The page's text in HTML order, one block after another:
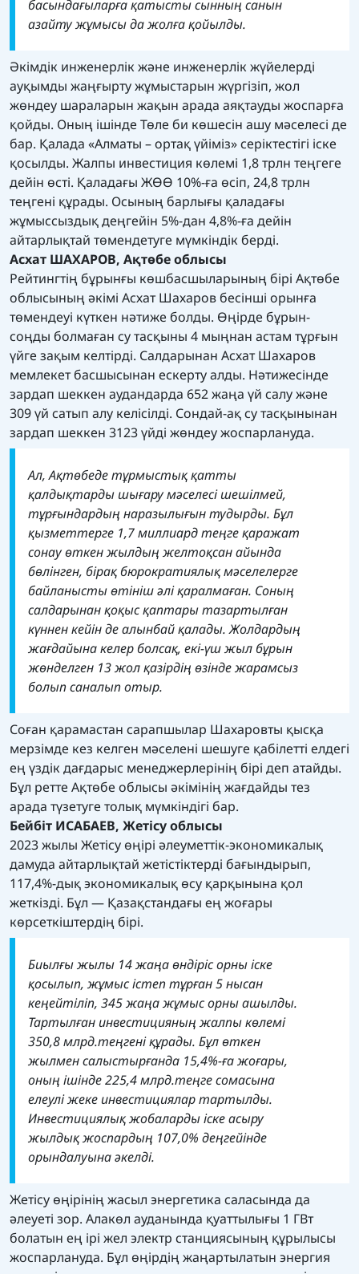
басындағыларға қатысты сынның санын
азайту жұмысы да жолға қойылды.
Әкімдік инженерлік және инженерлік жүйелерді
ауқымды жаңғырту жұмыстарын жүргізіп, жол
жөндеу шараларын жақын арада аяқтауды жоспарға
қойды. Оның ішінде Төле би көшесін ашу мәселесі де
бар. Қалада «Алматы – ортақ үйіміз» серіктестігі іске
қосылды. Жалпы инвестиция көлемі 1,8 трлн теңгеге
дейін өсті. Қаладағы ЖӨӨ 10%-ға өсіп, 24,8 трлн
теңгені құрады. Осының барлығы қаладағы
жұмыссыздық деңгейін 5%-дан 4,8%-ға дейін
айтарлықтай төмендетуге мүмкіндік берді.
Асхат ШАХАРОВ, Ақтөбе облысы
Рейтингтің бұрынғы көшбасшыларының бірі Ақтөбе
облысының әкімі Асхат Шахаров бесінші орынға
төмендеуі күткен нәтиже болды. Өңірде бұрын-
соңды болмаған су тасқыны 4 мыңнан астам тұрғын
үйге зақым келтірді. Салдарынан Асхат Шахаров
мемлекет басшысынан ескерту алды. Нәтижесінде
зардап шеккен аудандарда 652 жаңа үй салу және
309 үй сатып алу келісілді. Сондай-ақ су тасқынынан
зардап шеккен 3123 үйді жөндеу жоспарлануда.
Ал, Ақтөбеде тұрмыстық қатты
қалдықтарды шығару мәселесі шешілмей,
тұрғындардың наразылығын тудырды. Бұл
қызметтерге 1,7 миллиард теңге қаражат
сонау өткен жылдың желтоқсан айында
бөлінген, бірақ бюрократиялық мәселелерге
байланысты өтініш әлі қаралмаған. Соның
салдарынан қоқыс қаптары тазартылған
күннен кейін де алынбай қалады. Жолдардың
жағдайына келер болсақ, екі-үш жыл бұрын
жөнделген 13 жол қазірдің өзінде жарамсыз
болып саналып отыр.
Соған қарамастан сарапшылар Шахаровты қысқа
мерзімде кез келген мәселені шешуге қабілетті елдегі
ең үздік дағдарыс менеджерлерінің бірі деп атайды.
Бұл ретте Ақтөбе облысы әкімінің жағдайды тез
арада түзетуге толық мүмкіндігі бар.
Бейбіт ИСАБАЕВ, Жетісу облысы
2023 жылы Жетісу өңірі әлеуметтік-экономикалық
дамуда айтарлықтай жетістіктерді бағындырып,
117,4%-дық экономикалық өсу қарқынына қол
жеткізді. Бұл — Қазақстандағы ең жоғары
көрсеткіштердің бірі.
Биылғы жылы 14 жаңа өндіріс орны іске
қосылып, жұмыс істеп тұрған 5 нысан
кеңейтіліп, 345 жаңа жұмыс орны ашылды.
Тартылған инвестицияның жалпы көлемі
350,8 млрд.теңгені құрады. Бұл өткен
жылмен салыстырғанда 15,4%-ға жоғары,
оның ішінде 225,4 млрд.теңге сомасына
елеулі жеке инвестициялар тартылды.
Инвестициялық жобаларды іске асыру
жылдық жоспардың 107,0% деңгейінде
орындалуына әкелді.
Жетісу өңірінің жасыл энергетика саласында да
әлеуеті зор. Алакөл ауданында қуаттылығы 1 ГВт
болатын ең ірі жел электр станциясының құрылысы
жоспарлануда. Бұл өңірдің жаңартылатын энергия